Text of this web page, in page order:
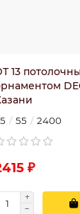
13
55 2400
₽